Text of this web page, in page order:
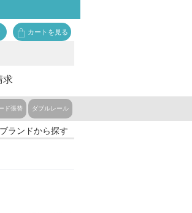
カートを見る
求
ド張替 ダブルレール
ブランドから探す